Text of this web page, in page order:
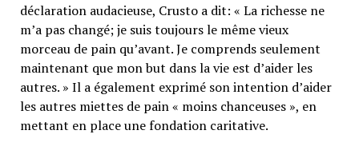
déclaration audacieuse, Crusto a dit: « La richesse ne
m’a pas changé; je suis toujours le même vieux
morceau de pain qu’avant. Je comprends seulement
maintenant que mon but dans la vie est d’aider les
autres. » Il a également exprimé son intention d’aider
les autres miettes de pain « moins chanceuses », en
mettant en place une fondation caritative.